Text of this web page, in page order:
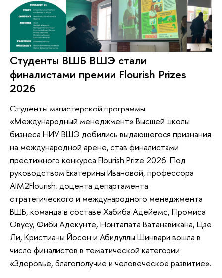
Студенты ВШБ ВШЭ стали
финалистами премии Flourish Prizes
2026
Студенты магистерской программы
«Международный менеджмент» Высшей школы
бизнеса НИУ ВШЭ добились выдающегося признания
на международной арене, став финалистами
престижного конкурса Flourish Prize 2026. Под
руководством Екатерины Ивановой, профессора
AIM2Flourish, доцента департамента
стратегического и международного менеджмента
ВШБ, команда в составе Хабиба Адейемо, Промиса
Овусу, Фиби Адекунте, Нонтапата Ватанавикана, Цзе
Ли, Кристианы Йосон и Абидуллы Шинвари вошла в
число финалистов в тематической категории
«Здоровье, благополучие и человеческое развитие».